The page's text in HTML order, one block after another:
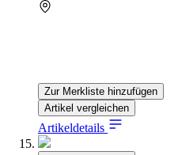
Zur Merkliste hinzufügen
Artikel vergleichen
Artikeldetails